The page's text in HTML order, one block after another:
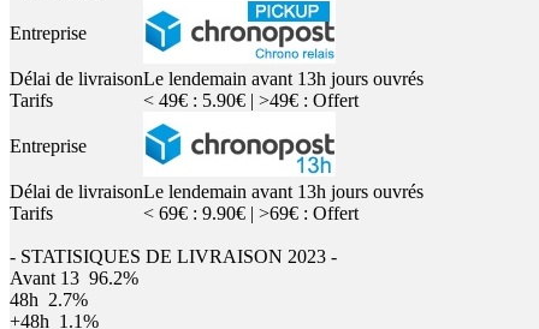
Entreprise
Délai de livraisonLe lendemain avant 13h jours ouvrés
Tarifs
< 49€ : 5.90€ | >49€ : Offert
Entreprise
Délai de livraisonLe lendemain avant 13h jours ouvrés
Tarifs
< 69€ : 9.90€ | >69€ : Offert
- STATISIQUES DE LIVRAISON 2023 -
Avant 13 96.2%
48h 2.7%
+48h 1.1%